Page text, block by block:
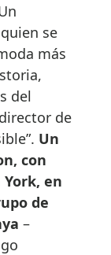
se
más
del
de
Un
con
en
de
–